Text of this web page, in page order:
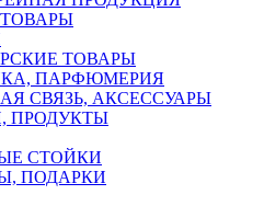
ТОВАРЫ
ПАРФЮМЕРИЯ
СВЯЗЬ, АКСЕССУАРЫ
ПРОДУКТЫ
СТОЙКИ
ПОДАРКИ